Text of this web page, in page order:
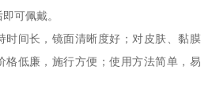
可佩戴。
时间长，镜面清晰度好；对皮肤、黏膜
格低廉，施行方便；使用方法简单，易